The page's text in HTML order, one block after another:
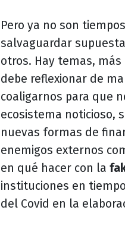
Pero ya no son
salvaguardar
otros. Hay temas,
debe reflexionar de
coaligarnos para que
ecosistema noticioso,
nuevas formas de
enemigos externos
en qué hacer con la
instituciones en
del Covid en la